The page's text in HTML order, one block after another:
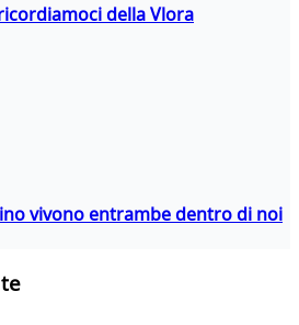
della Vlora
vivono entrambe dentro di noi